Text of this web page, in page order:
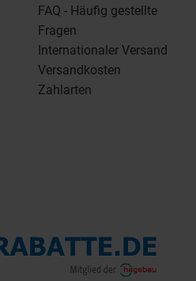
FAQ - Häufig gestellte
Fragen
Internationaler Versand
Versandkosten
Zahlarten